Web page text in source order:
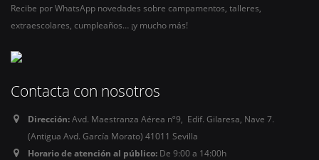
Recibe por WhatsApp novedades sobre campamentos, talleres,
extraescolares, cumpleaños… ¡y mucho más!
Contacta con nosotros
Dirección:Avd. Maestranza Aérea nº9, Edif. Gilaresa, Nave 7.
(Antigua Avd. García Morato) 41011 Sevilla
Horario de atención al público: De 9:00 a 14:00h